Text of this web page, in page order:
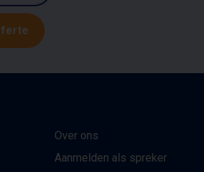
Over ons
Aanmelden als spreker